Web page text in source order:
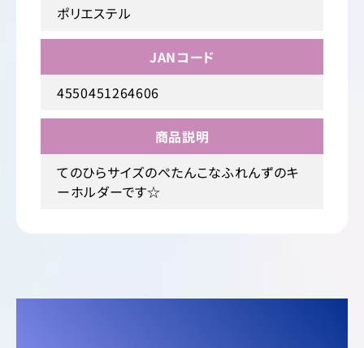
ポリエステル
JANコード
4550451264606
商品説明
てのひらサイズのぺたんこなふれんずのキ
ーホルダーです☆